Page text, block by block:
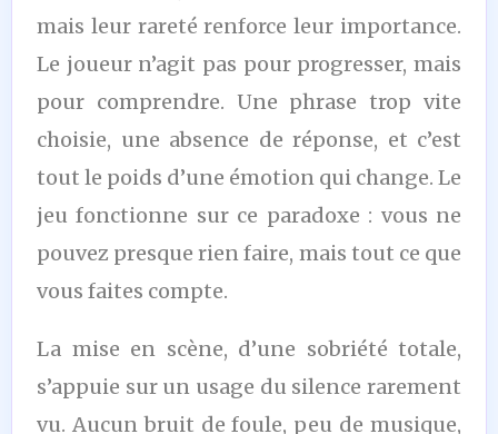
mais leur rareté renforce leur importance.
Le joueur n’agit pas pour progresser, mais
pour comprendre. Une phrase trop vite
choisie, une absence de réponse, et c’est
tout le poids d’une émotion qui change. Le
jeu fonctionne sur ce paradoxe : vous ne
pouvez presque rien faire, mais tout ce que
vous faites compte.
La mise en scène, d’une sobriété totale,
s’appuie sur un usage du silence rarement
vu. Aucun bruit de foule, peu de musique,